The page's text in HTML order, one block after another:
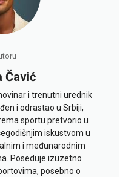
Čavić
i trenutni urednik
i odrastao u Srbiji,
sportu pretvorio u
iskustvom u
i međunarodnim
Poseduje izuzetno
posebno o